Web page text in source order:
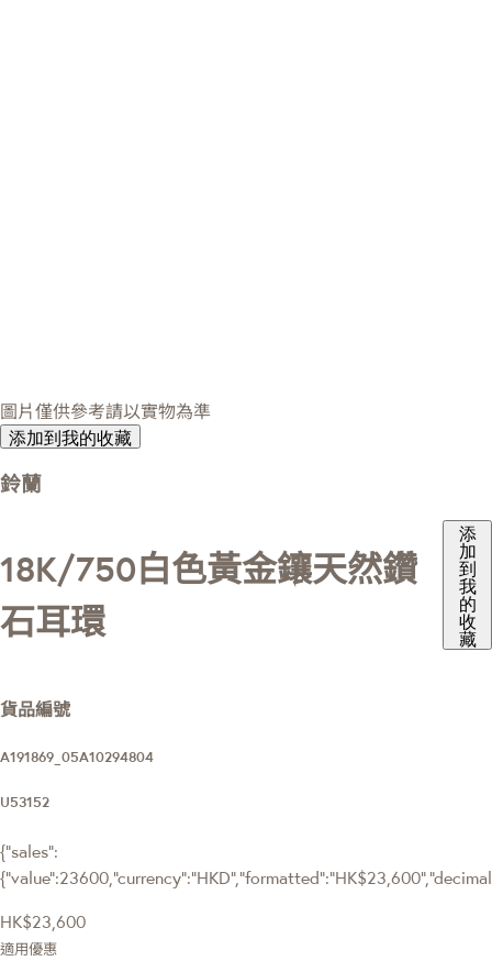
圖片僅供參考請以實物為準
添加到我的收藏
鈴蘭
18K/750白色黃金鑲天然鑽
石耳環
添
加
到
我
的
收
藏
貨品編號
A191869_05A10294804
U53152
{"sales":
HK$23,600
適用優惠